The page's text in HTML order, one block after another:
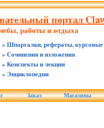
портал
работы и отдыха
» Шпаргалки, рефераты, курсовые
» Сочинения и изложения
» Конспекты и лекции
» Энциклопедии
Заказ Магазины